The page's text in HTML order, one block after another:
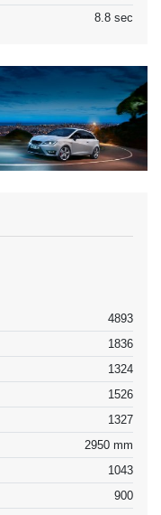
8.8 sec
4893
1836
1324
1526
1327
2950 mm
1043
900